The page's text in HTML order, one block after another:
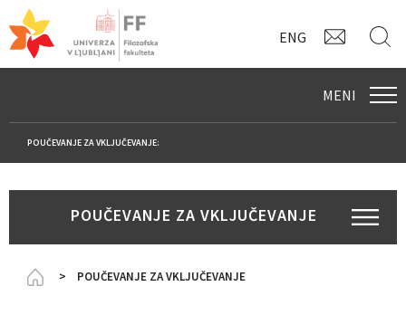
ENG
MENI
POUČEVANJE ZA VKLJUČEVANJE:
POUČEVANJE ZA VKLJUČEVANJE
HomepagePOUČEVANJE ZA VKLJUČEVANJE